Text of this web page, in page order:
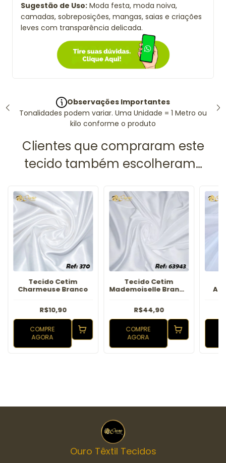
Sugestão de Uso: Moda festa, moda noiva,
camadas, sobreposições, mangas, saias e criações
leves com transparência delicada.
Observações Importantes
Tonalidades podem variar. Uma Unidade = 1 Metro ou
kilo conforme o produto
Tecido Cetim
Charmeuse Branco
R$10,90
COMPRE
AGORA
Tecido Cetim
Mademoiselle Branco
R$44,90
COMPRE
AGORA
Ouro Têxtil Tecidos